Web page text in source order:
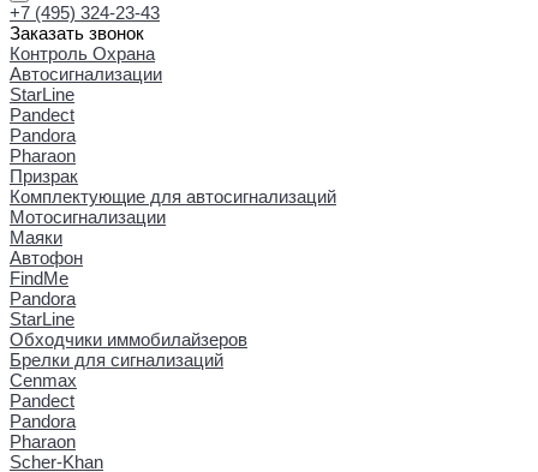
+7 (495) 324-23-43
Заказать звонок
Контроль Охрана
Автосигнализации
StarLine
Pandect
Pandora
Pharaon
Призрак
Комплектующие для автосигнализаций
Мотосигнализации
Маяки
Автофон
FindMe
Pandora
StarLine
Обходчики иммобилайзеров
Брелки для сигнализаций
Cenmax
Pandect
Pandora
Pharaon
Scher-Khan